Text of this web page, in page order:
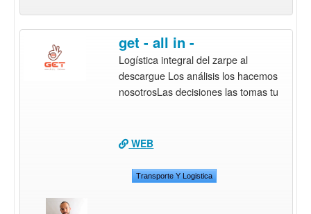
get - all in -
Logística integral del zarpe al
descargue Los análisis los hacemos
nosotrosLas decisiones las tomas tu
WEB
Transporte Y Logistica